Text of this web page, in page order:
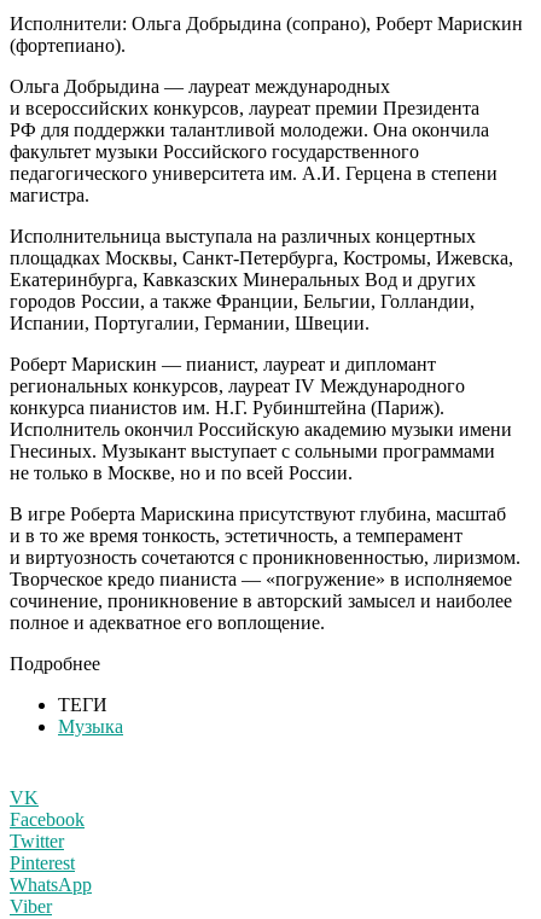
Исполнители: Ольга Добрыдина (сопрано), Роберт Марискин
(фортепиано).
Ольга Добрыдина — лауреат международных
и всероссийских конкурсов, лауреат премии Президента
РФ для поддержки талантливой молодежи. Она окончила
факультет музыки Российского государственного
педагогического университета им. А.И. Герцена в степени
магистра.
Исполнительница выступала на различных концертных
площадках Москвы, Санкт-Петербурга, Костромы, Ижевска,
Екатеринбурга, Кавказских Минеральных Вод и других
городов России, а также Франции, Бельгии, Голландии,
Испании, Португалии, Германии, Швеции.
Роберт Марискин — пианист, лауреат и дипломант
региональных конкурсов, лауреат IV Международного
конкурса пианистов им. Н.Г. Рубинштейна (Париж).
Исполнитель окончил Российскую академию музыки имени
Гнесиных. Музыкант выступает с сольными программами
не только в Москве, но и по всей России.
В игре Роберта Марискина присутствуют глубина, масштаб
и в то же время тонкость, эстетичность, а темперамент
и виртуозность сочетаются с проникновенностью, лиризмом.
Творческое кредо пианиста — «погружение» в исполняемое
сочинение, проникновение в авторский замысел и наиболее
полное и адекватное его воплощение.
Подробнее
ТЕГИ
Музыка
VK
Facebook
Twitter
Pinterest
WhatsApp
Viber